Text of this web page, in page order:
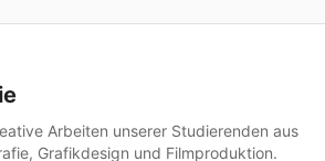
Arbeiten unserer Studierenden aus
Grafikdesign und Filmproduktion.